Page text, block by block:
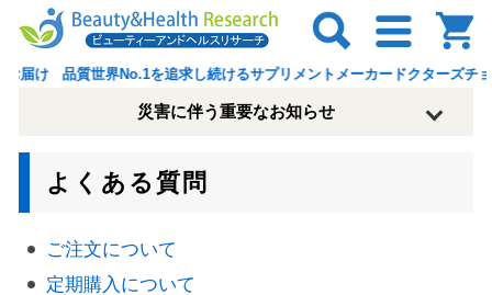
世界No.1を追求し続けるサプリメントメーカードクターズチョイス
災害に伴う重要なお知らせ
よくある質問
ご注文について
定期購入について